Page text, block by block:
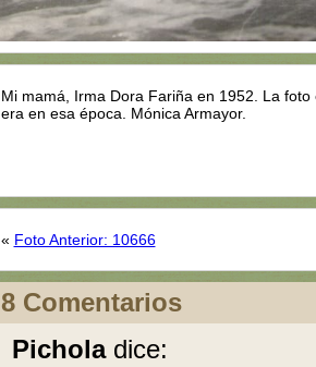
Mi mamá, Irma Dora Fariña en 1952. La
era en esa época. Mónica Armayor.
« Foto Anterior: 10666
8 Comentarios
Pichola dice: